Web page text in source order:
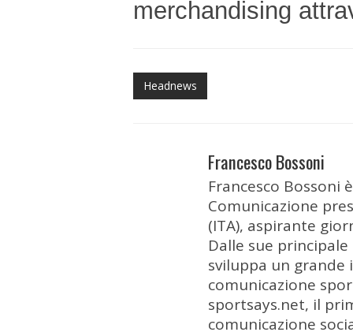
merchandising
Headnews
Francesco Bossoni
Francesco Bossoni
Comunicazione
(ITA), aspirante
Dalle sue
sviluppa un
comunicazione
sportsays.net, il
comunicazione